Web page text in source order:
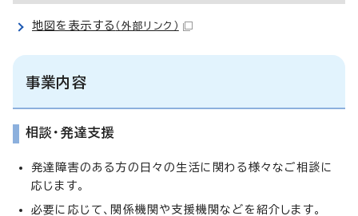
地図を表示する （外部リンク）
事業内容
相談・発達支援
発達障害のある方の日々の生活に関わる様々なご相談に
応じます。
必要に応じて、関係機関や支援機関などを紹介します。